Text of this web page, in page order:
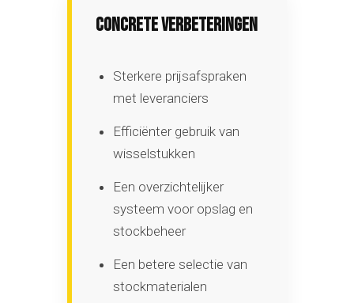
CONCRETE VERBETERINGEN
Sterkere prijsafspraken
met leveranciers
Efficiënter gebruik van
wisselstukken
Een overzichtelijker
systeem voor opslag en
stockbeheer
Een betere selectie van
stockmaterialen